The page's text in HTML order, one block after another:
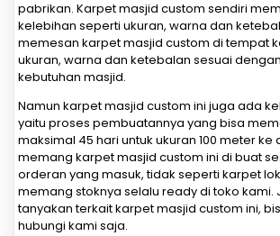
pabrikan. Karpet masjid custom sendiri
kelebihan seperti ukuran, warna dan
memesan karpet masjid custom di tempat
ukuran, warna dan ketebalan sesuai
kebutuhan masjid.
Namun karpet masjid custom ini juga ada
yaitu proses pembuatannya yang bisa
maksimal 45 hari untuk ukuran 100 meter ke
memang karpet masjid custom ini di buat
orderan yang masuk, tidak seperti karpet
memang stoknya selalu ready di toko kami.
tanyakan terkait karpet masjid custom ini,
hubungi kami saja.